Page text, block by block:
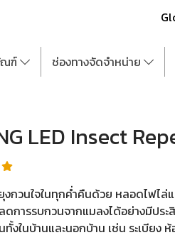
ฑ์ ช่องทางจัดจำหน่าย
LED Insect
วนใจในทุกค่ำคืนด้วย หลอดไฟไล่
การรบกวนจากแมลงได้อย่างมีประ
ทั้งในบ้านและนอกบ้าน เช่น ระเบียง